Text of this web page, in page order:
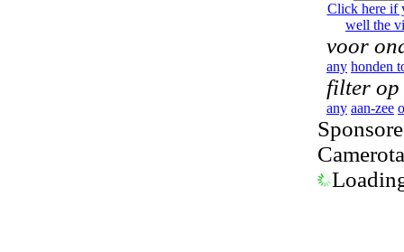
Click here if
well the
voor
any honden
filter
any aan-zee
Camerota